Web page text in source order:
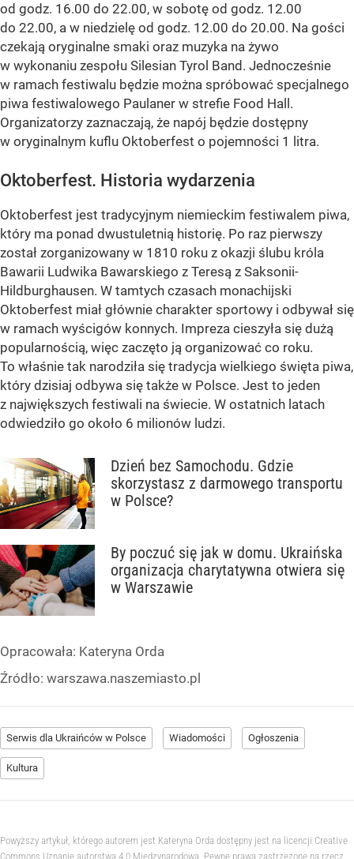
od godz. 16.00 do 22.00, w sobotę od godz. 12.00
do 22.00, a w niedzielę od godz. 12.00 do 20.00. Na gości
czekają oryginalne smaki oraz muzyka na żywo
w wykonaniu zespołu Silesian Tyrol Band. Jednocześnie
w ramach festiwalu będzie można spróbować specjalnego
piwa festiwalowego Paulaner w strefie Food Hall.
Organizatorzy zaznaczają, że napój będzie dostępny
w oryginalnym kuflu Oktoberfest o pojemności 1 litra.
Oktoberfest. Historia wydarzenia
Oktoberfest jest tradycyjnym niemieckim festiwalem piwa,
który ma ponad dwustuletnią historię. Po raz pierwszy
został zorganizowany w 1810 roku z okazji ślubu króla
Bawarii Ludwika Bawarskiego z Teresą z Saksonii-
Hildburghausen. W tamtych czasach monachijski
Oktoberfest miał głównie charakter sportowy i odbywał się
w ramach wyścigów konnych. Impreza cieszyła się dużą
popularnością, więc zaczęto ją organizować co roku.
To właśnie tak narodziła się tradycja wielkiego święta piwa,
który dzisiaj odbywa się także w Polsce. Jest to jeden
z największych festiwali na świecie. W ostatnich latach
odwiedziło go około 6 milionów ludzi.
Dzień bez Samochodu. Gdzie
skorzystasz z darmowego transportu
w Polsce?
By poczuć się jak w domu. Ukraińska
organizacja charytatywna otwiera się
w Warszawie
Opracowała: Kateryna Orda
Źródło: warszawa.naszemiasto.pl
Serwis dla Ukraińców w Polsce Wiadomości Ogłoszenia
Kultura
Powyższy artykuł, którego autorem jest Kateryna Orda dostępny jest na licencji Creative
Commons Uznanie autorstwa 4.0 Międzynarodowa. Pewne prawa zastrzeżone na rzecz